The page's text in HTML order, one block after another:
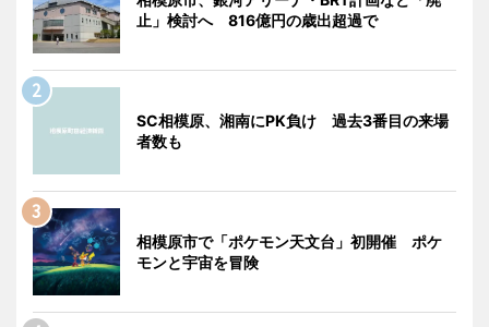
止」検討へ 816億円の歳出超過で
SC相模原、湘南にPK負け 過去3番目の来場
者数も
相模原市で「ポケモン天文台」初開催 ポケ
モンと宇宙を冒険